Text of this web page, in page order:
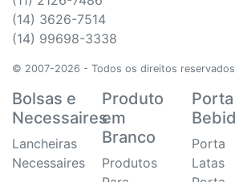
(14) 3626-7514
(14) 99698-3338
© 2007-2026 - Todos os direitos
Bolsas e
Necessaires
Lancheiras
Necessaires
Produto
em
Branco
Produtos
Porta
Porta
Latas